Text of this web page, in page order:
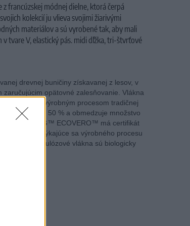
francúzskej módnej dielne, ktorá čerpá
kolekcií ju vlieva svojimi žiarivými
materiálov a sú vyrobené tak, aby mali
tvare V, elastický pás. midi dľžka, tri-štvrťové
drevnej buničiny získavanej z lesov, v
opätovné zalesňovanie. Vlákna
porovnaní s výrobným procesom tradičnej
až o 50 % a obmedzuje množstvo
LENZING™ ECOVERO™ má certifikát
normy týkajúce sa výrobného procesu
využitie. Celulózové vlákna sú biologicky